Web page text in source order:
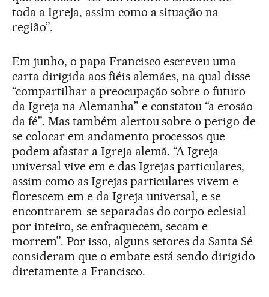
toda a Igreja, assim como a situação na
região”.
Em junho, o papa Francisco escreveu uma
carta dirigida aos fiéis alemães, na qual disse
“compartilhar a preocupação sobre o futuro
da Igreja na Alemanha” e constatou “a erosão
da fé”. Mas também alertou sobre o perigo de
se colocar em andamento processos que
podem afastar a Igreja alemã. “A Igreja
universal vive em e das Igrejas particulares,
assim como as Igrejas particulares vivem e
florescem em e da Igreja universal, e se
encontrarem-se separadas do corpo eclesial
por inteiro, se enfraquecem, secam e
morrem”. Por isso, alguns setores da Santa Sé
consideram que o embate está sendo dirigido
diretamente a Francisco.